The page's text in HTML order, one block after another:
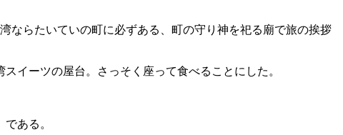
らたいていの町に必ずある、町の守り神を祀る廟で旅の挨拶
イーツの屋台。さっそく座って食べることにした。
ある。